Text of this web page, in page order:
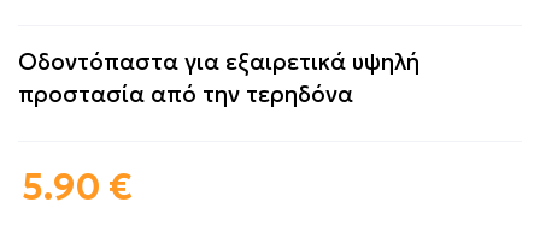
Οδοντόπαστα για εξαιρετικά υψηλή
προστασία από την τερηδόνα
5.90 €